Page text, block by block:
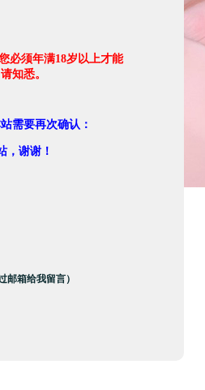
必须年满18岁以上才能
知悉。
需要再次确认：
，谢谢！
邮箱给我留言）